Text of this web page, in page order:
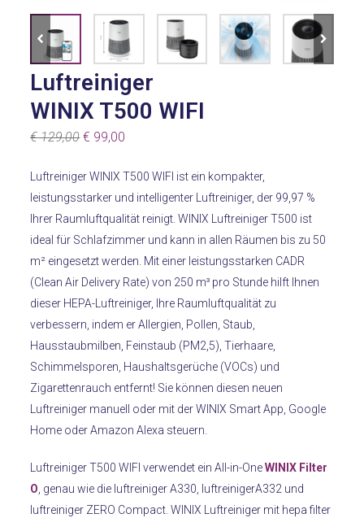
Luftreiniger
WINIX T500 WIFI
€129,00Ursprünglicher
war:
€ 99,00
ist:
€ 99,00.
Luftreiniger WINIX T500 WIFI ist ein kompakter,
leistungsstarker und intelligenter Luftreiniger, der 99,97 %
Ihrer Raumluftqualität reinigt. WINIX
Luftreiniger T500 ist
ideal für Schlafzimmer und kann in allen Räumen bis zu 50
m² eingesetzt werden. Mit einer leistungsstarken CADR
(Clean Air Delivery Rate) von 250 m³ pro Stunde hilft Ihnen
dieser HEPA-Luftreiniger, Ihre Raumluftqualität zu
verbessern, indem er Allergien, Pollen, Staub,
Hausstaubmilben, Feinstaub (PM2,5), Tierhaare,
Schimmelsporen, Haushaltsgerüche (VOCs) und
Zigarettenrauch entfernt! Sie können diesen neuen
Luftreiniger manuell oder mit der WINIX Smart App, Google
Home oder Amazon Alexa steuern.
Luftreiniger T500 WIFI verwendet ein All-in-OneWINIX Filter
O , genau wie die luftreiniger A330, luftreinigerA332 und
luftreiniger ZERO Compact. WINIX
Luftreiniger mit hepa filter